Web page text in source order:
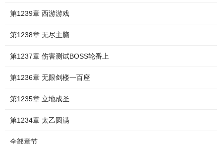
第1239章 西游游戏
第1238章 无尽主脑
第1237章 伤害测试BOSS轮番上
第1236章 无限剑楼一百座
第1235章 立地成圣
第1234章 太乙圆满
全部章节